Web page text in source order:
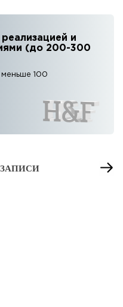
и
(до 200-300
100